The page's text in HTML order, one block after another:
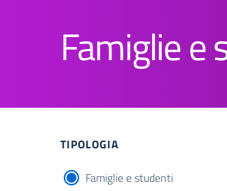
Famiglie e
Filtri
TIPOLOGIA
Famiglie e studenti